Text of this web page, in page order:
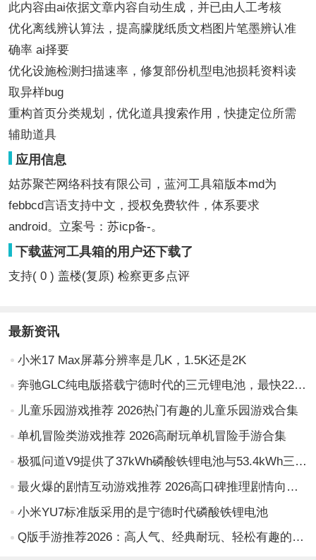
此内容由ai依据文章内容自动生成，并已由人工考核
优化离线辨认算法，提高朦胧纸质文档图片笔墨辨认准
确率 ai择要
优化设施检测扫描速率，修复部份机型电池损耗资料读
取异样bug
重构首页分类规划，优化道具搜索作用，快捷定位所需
辅助道具
应用信息
姑苏聚芒网络科技有限公司，蓝河工具箱版本md为
febbcd言语支持中文，授权免费软件，体系要求
android。立案号：苏icp备-。
下载蓝河工具箱的用户还下载了
支持( 0 ) 盖楼(复原) 检察更多点评
最新资讯
小米17 Max屏幕分辨率是几K，1.5K还是2K
奔驰GLC纯电版搭载宁德时代的三元锂电池，最快22分钟从10%充至80%
儿童乐园游戏推荐 2026热门有趣的儿童乐园游戏合集
单机冒险类游戏推荐 2026高耐玩单机冒险手游合集
极狐问道V9提供了37kWh磷酸铁锂电池与53.4kWh三元锂电池两种版本
最火爆的剧情互动游戏推荐 2026高口碑推理剧情向互动游戏TOP榜单
小米YU7标准版采用的是宁德时代磷酸铁锂电池
Q版手游推荐2026：高人气、经典耐玩、轻松有趣的Q版休闲游戏合集